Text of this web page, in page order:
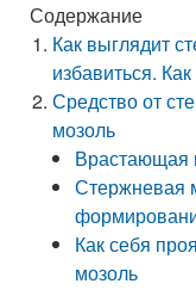
Содержание
Как выглядит
избавиться.
Средство от
мозоль
Врастающая
Стержневая
Как себя
мозоль